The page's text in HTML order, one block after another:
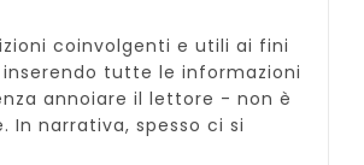
coinvolgenti e utili ai fini
tutte le informazioni
annoiare il lettore - non è
narrativa, spesso ci si